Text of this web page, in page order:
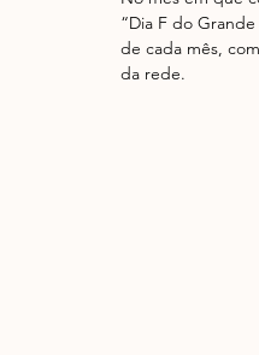
“Dia F do
de cada mês,
da rede.